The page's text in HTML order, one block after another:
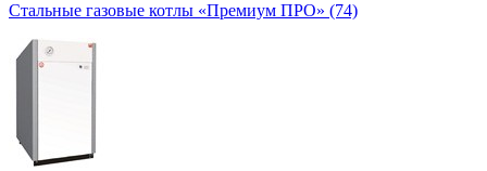
Стальные газовые котлы «Премиум ПРО» (74)